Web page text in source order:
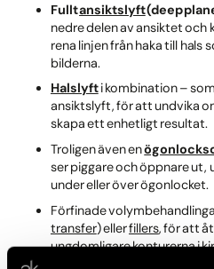
Fulltansiktslyft(deep
nedre delen av ansiktet och
rena linjen från haka till hals
bilderna.
Halslyfti kombination –
ansiktslyft, för att undvika
skapa ett enhetligt resultat.
Troligen även en
ser piggare och öppnare
under eller över ögonlocket.
Förfinade
transfer) ellerfillers, för att
ungdomligare konturerna i